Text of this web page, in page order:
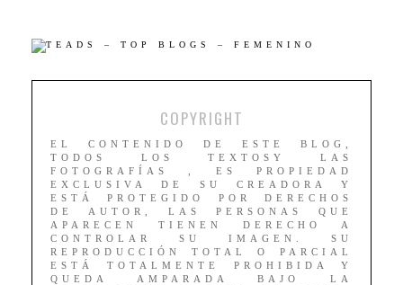
COPYRIGHT
EL CONTENIDO DE ESTE BLOG,
TODOS LOS TEXTOSY LAS
FOTOGRAFÍAS , ES PROPIEDAD
EXCLUSIVA DE SU CREADORA Y
ESTÁ PROTEGIDO POR DERECHOS
DE AUTOR, LAS PERSONAS QUE
APARECEN TIENEN DERECHO A
CONTROLAR SU IMAGEN. SU
REPRODUCCIÓN TOTAL O PARCIAL
ESTÁ TOTALMENTE PROHIBIDA Y
QUEDA AMPARADA BAJO LA